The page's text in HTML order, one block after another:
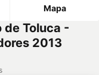
Mapa
Toluca -
2013